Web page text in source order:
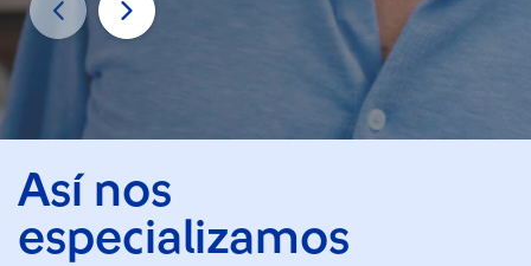
Así nos
especializamos